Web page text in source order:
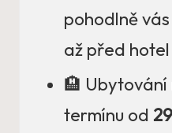
pohodlně
až před
🏨 Ubytování
termínu od